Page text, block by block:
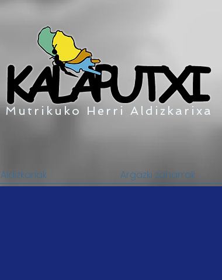
Aldizkariak Argazki zaharrak
Mutrikuko Herri Aldizkarixa